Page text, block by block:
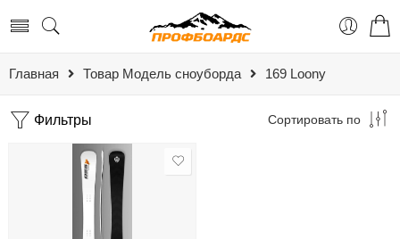
Главная Товар Модель сноуборда 169 Loony
Фильтры Сортировать по